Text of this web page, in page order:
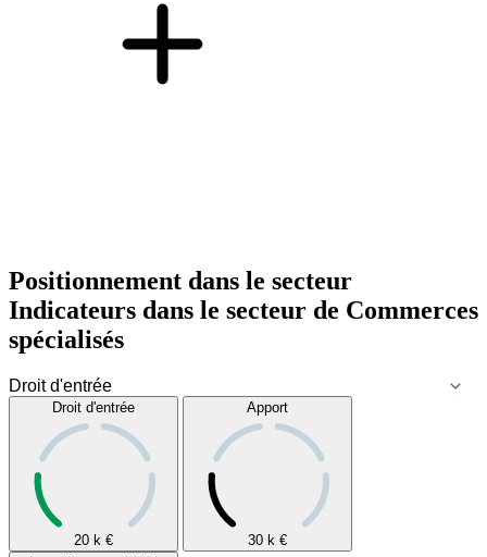
Positionnement dans le secteur
Indicateurs dans le secteur de Commerces
spécialisés
Droit d'entrée
20 k €
Apport
30 k €